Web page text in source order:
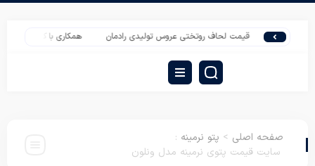
قیمت لحاف روتختی عروس تولیدی رادمان همکاری با کارخانه تشک سازی
صفحه اصلی > پتو نرمینه :
سایت قیمت پتوی نرمینه مدل ونلون